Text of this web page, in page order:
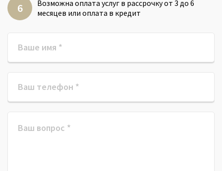
Возможна оплата услуг в рассрочку от 3 до 6
месяцев или оплата в кредит